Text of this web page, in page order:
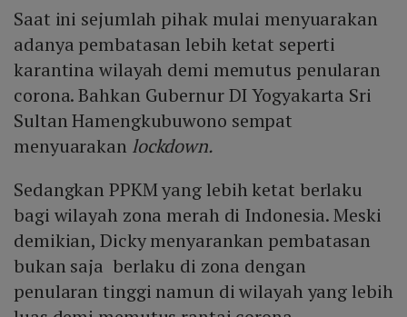
Saat ini sejumlah pihak mulai menyuarakan
adanya pembatasan lebih ketat seperti
karantina wilayah demi memutus penularan
corona. Bahkan Gubernur DI Yogyakarta Sri
Sultan Hamengkubuwono sempat
menyuarakan lockdown.
Sedangkan PPKM yang lebih ketat berlaku
bagi wilayah zona merah di Indonesia. Meski
demikian, Dicky menyarankan pembatasan
bukan saja berlaku di zona dengan
penularan tinggi namun di wilayah yang lebih